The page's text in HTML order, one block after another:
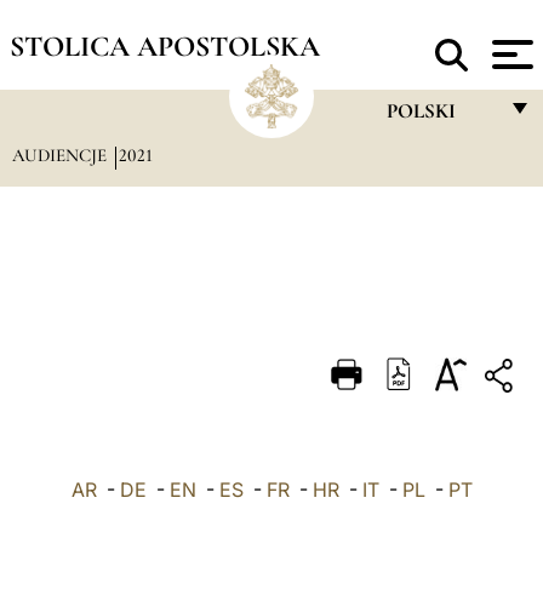
STOLICA APOSTOLSKA
POLSKI
DEUTSCH
العربيّة
AUDIENCJE 2021
AR- DE - EN - ES- FR- HR- IT- PL- PT